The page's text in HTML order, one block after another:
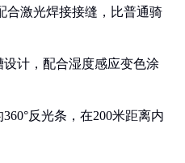
合激光焊接接缝，比普通骑
设计，配合湿度感应变色涂
360°反光条，在200米距离内